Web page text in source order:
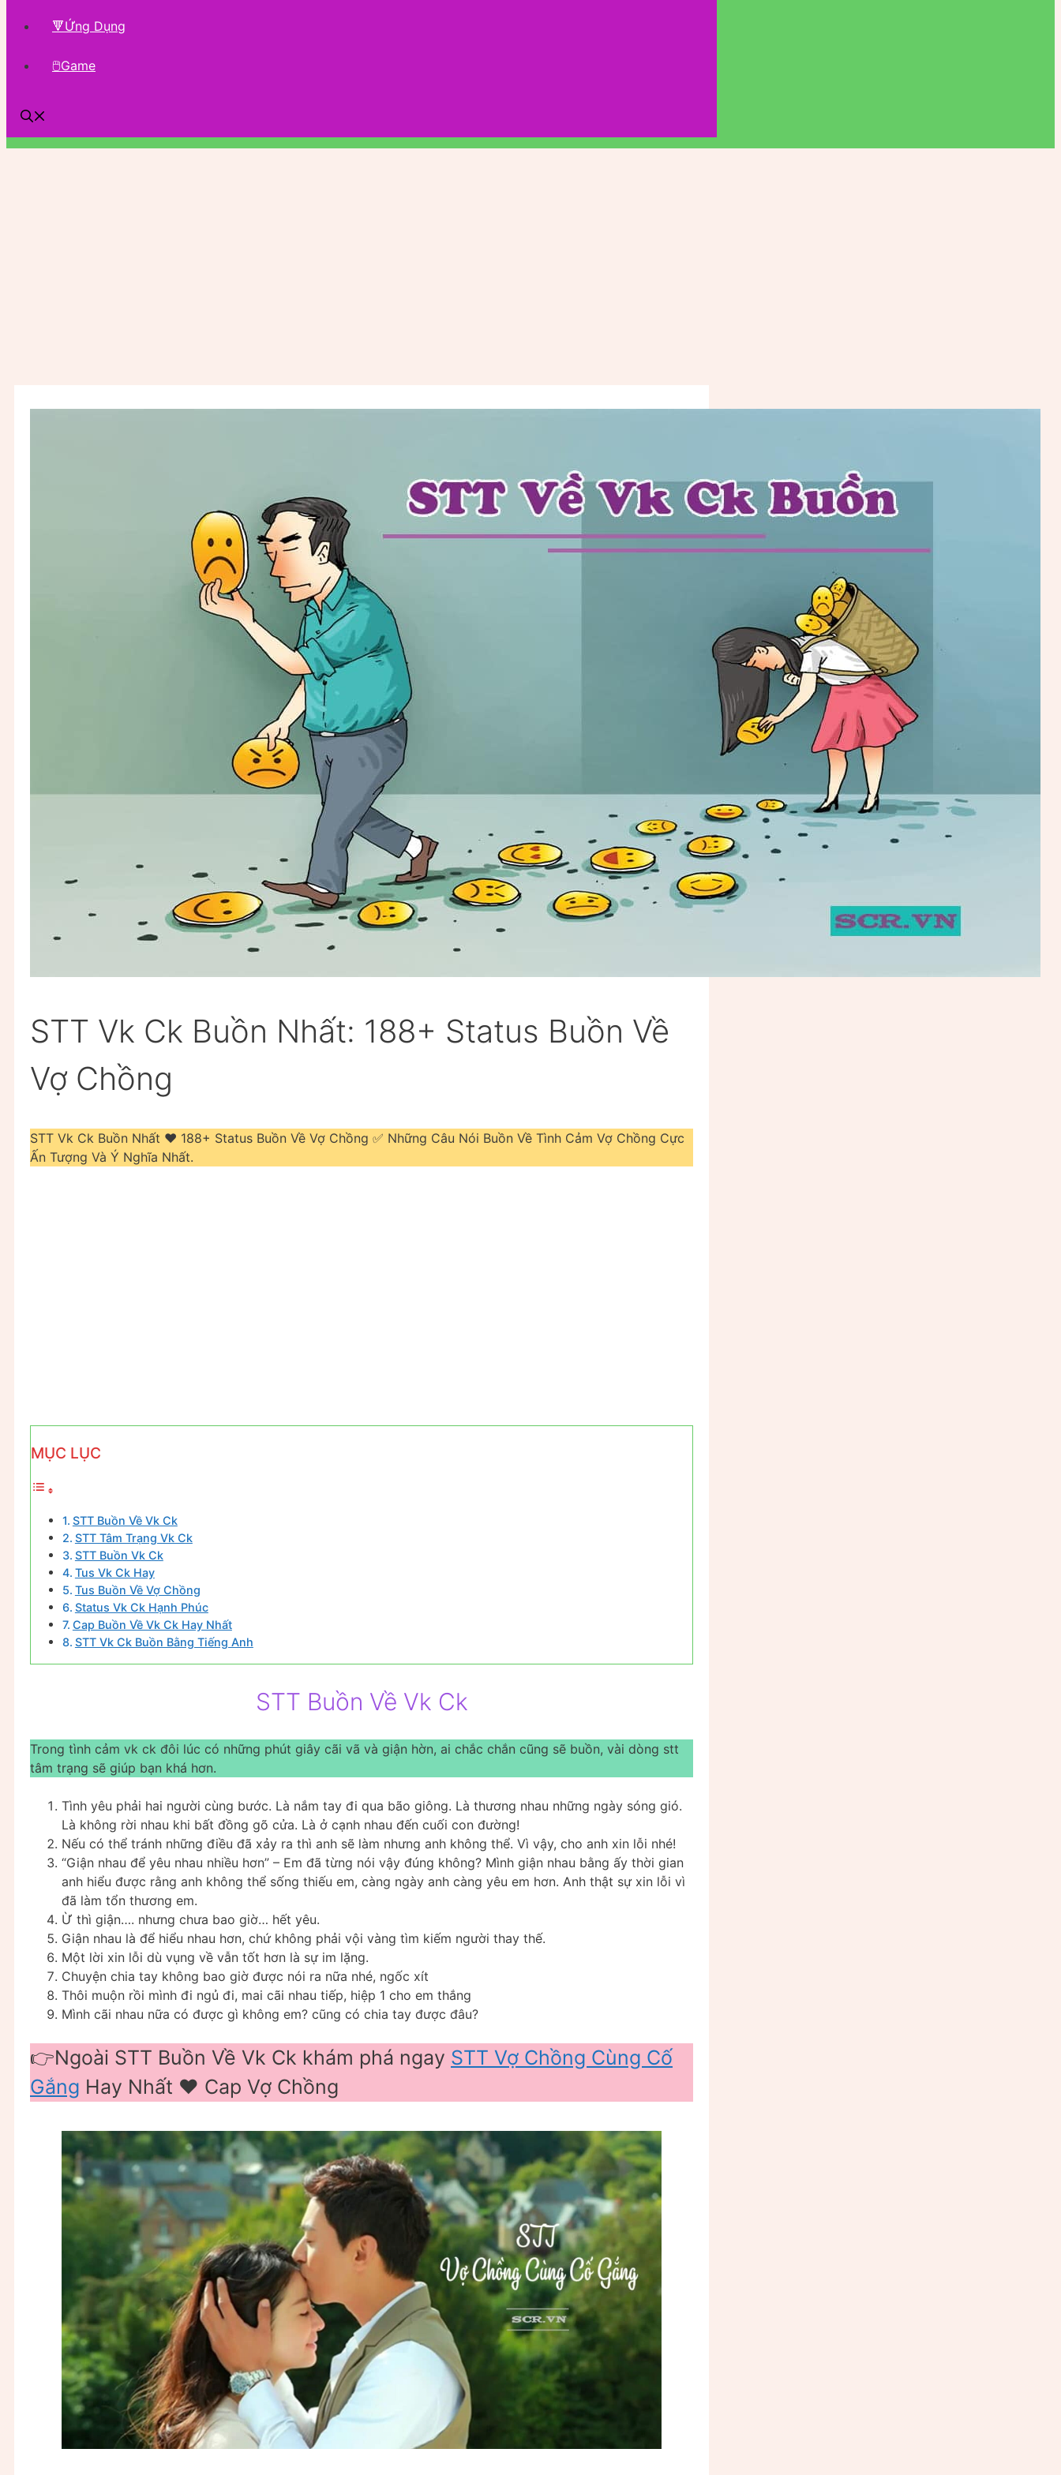
🔻Ứng Dụng
🖱Game
STT Vk Ck Buồn Nhất: 188+ Status Buồn Về
Vợ Chồng
STT Vk Ck Buồn Nhất ❤️️ 188+ Status Buồn Về Vợ Chồng ✅ Những Câu Nói Buồn Về Tình Cảm Vợ Chồng Cực
Ấn Tượng Và Ý Nghĩa Nhất.
MỤC LỤC
STT Buồn Về Vk Ck
STT Tâm Trạng Vk Ck
STT Buồn Vk Ck
Tus Vk Ck Hay
Tus Buồn Về Vợ Chồng
Status Vk Ck Hạnh Phúc
Cap Buồn Về Vk Ck Hay Nhất
STT Vk Ck Buồn Bằng Tiếng Anh
STT Buồn Về Vk Ck
Trong tình cảm vk ck đôi lúc có những phút giây cãi vã và giận hờn, ai chắc chắn cũng sẽ buồn, vài dòng stt
tâm trạng sẽ giúp bạn khá hơn.
Tình yêu phải hai người cùng bước. Là nắm tay đi qua bão giông. Là thương nhau những ngày sóng gió.
Là không rời nhau khi bất đồng gõ cửa. Là ở cạnh nhau đến cuối con đường!
Nếu có thể tránh những điều đã xảy ra thì anh sẽ làm nhưng anh không thể. Vì vậy, cho anh xin lỗi nhé!
“Giận nhau để yêu nhau nhiều hơn” – Em đã từng nói vậy đúng không? Mình giận nhau bằng ấy thời gian
anh hiểu được rằng anh không thể sống thiếu em, càng ngày anh càng yêu em hơn. Anh thật sự xin lỗi vì
đã làm tổn thương em.
Ừ thì giận…. nhưng chưa bao giờ… hết yêu.
Giận nhau là để hiểu nhau hơn, chứ không phải vội vàng tìm kiếm người thay thế.
Một lời xin lỗi dù vụng về vẫn tốt hơn là sự im lặng.
Chuyện chia tay không bao giờ được nói ra nữa nhé, ngốc xít
Thôi muộn rồi mình đi ngủ đi, mai cãi nhau tiếp, hiệp 1 cho em thắng
Mình cãi nhau nữa có được gì không em? cũng có chia tay được đâu?
👉Ngoài STT Buồn Về Vk Ck khám phá ngay STT Vợ Chồng Cùng Cố
Gắng Hay Nhất ❤️️ Cap Vợ Chồng